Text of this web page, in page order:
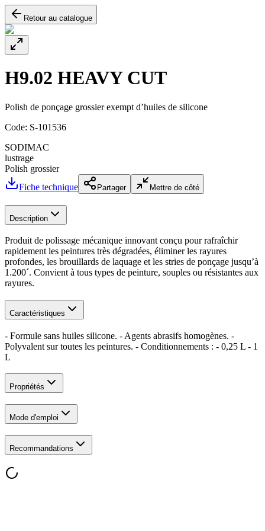
Retour au catalogue
H9.02 HEAVY CUT
Polish de ponçage grossier exempt d’huiles de silicone
Code: S-101536
SODIMAC
lustrage
Polish grossier
Fiche technique
Partager Mettre de côté
Description
Produit de polissage mécanique innovant conçu pour rafraîchir
rapidement les peintures très dégradées, éliminer les rayures
profondes, les brouillards de laquage et les stries de ponçage jusqu’à
1.200´. Convient à tous types de peinture, souples ou résistantes aux
rayures.
Caractéristiques
- Formule sans huiles silicone. - Agents abrasifs homogènes. -
Polyvalent sur toutes les peintures. - Conditionnements : - 0,25 L - 1
L
Propriétés
Mode d'emploi
Recommandations